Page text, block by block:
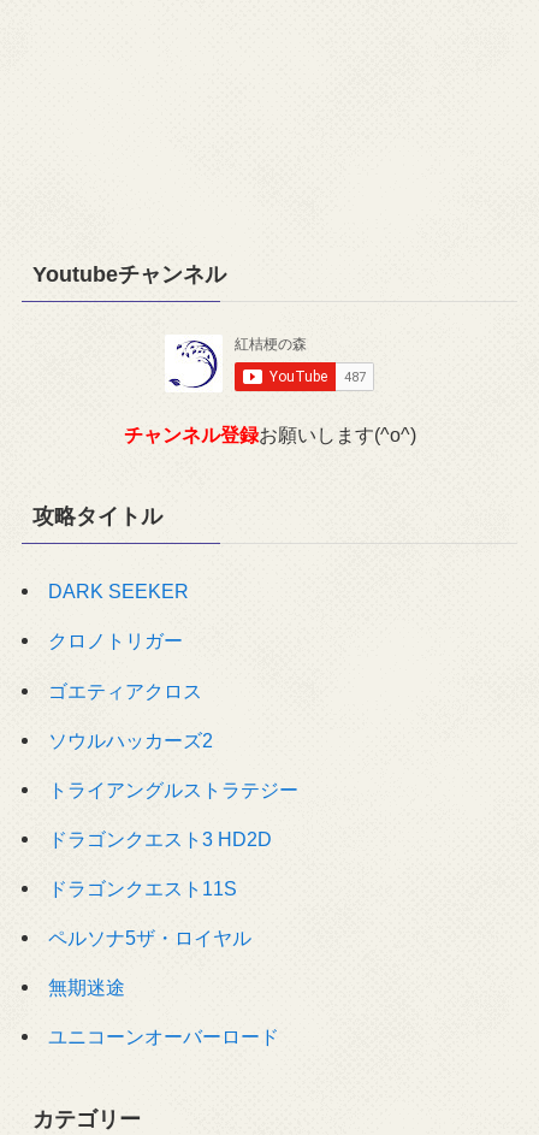
Youtubeチャンネル
チャンネル登録お願いします(^o^)
攻略タイトル
DARK SEEKER
クロノトリガー
ゴエティアクロス
ソウルハッカーズ2
トライアングルストラテジー
ドラゴンクエスト3 HD2D
ドラゴンクエスト11S
ペルソナ5ザ・ロイヤル
無期迷途
ユニコーンオーバーロード
カテゴリー